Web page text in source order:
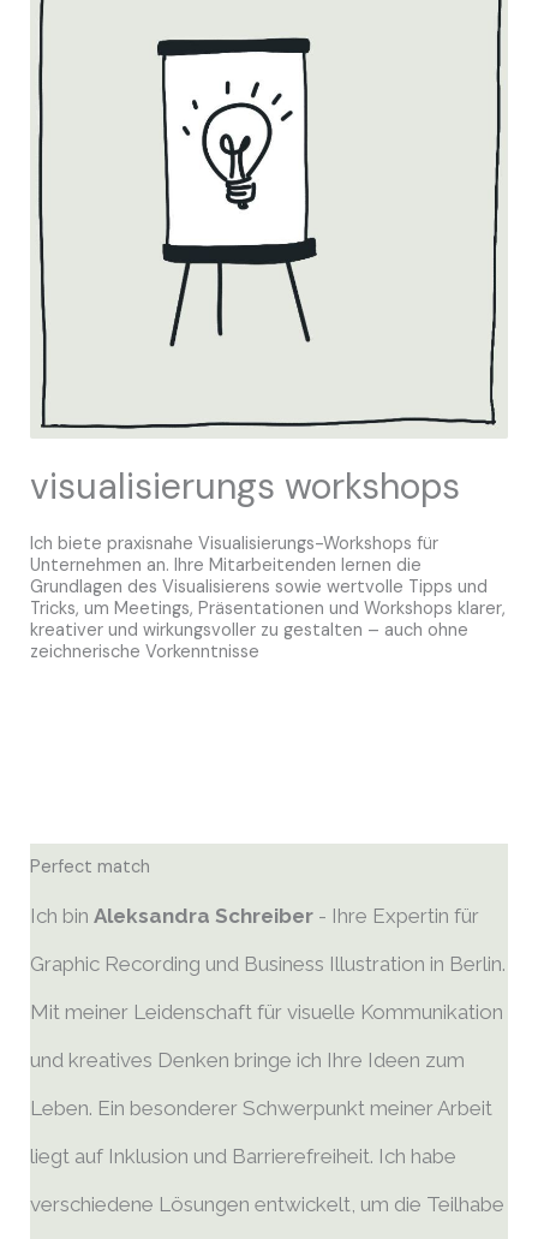
visualisierungs workshops
Ich biete praxisnahe Visualisierungs-Workshops für
Unternehmen an. Ihre Mitarbeitenden lernen die
Grundlagen des Visualisierens sowie wertvolle Tipps und
Tricks, um Meetings, Präsentationen und Workshops klarer,
kreativer und wirkungsvoller zu gestalten – auch ohne
zeichnerische Vorkenntnisse
Perfect match
Ich bin Aleksandra Schreiber - Ihre Expertin für
Graphic Recording und Business Illustration in Berlin.
Mit meiner Leidenschaft für visuelle Kommunikation
und kreatives Denken bringe ich Ihre Ideen zum
Leben. Ein besonderer Schwerpunkt meiner Arbeit
liegt auf Inklusion und Barrierefreiheit. Ich habe
verschiedene Lösungen entwickelt, um die Teilhabe